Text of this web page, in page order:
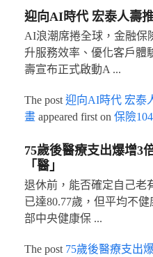
迎向AI時代 宏泰人壽
AI浪潮席捲全球，金融保
升服務效率、優化客戶體
壽宣布正式啟動A ...
The post 迎向AI時代 宏泰
畫appeared first on 保險104
75歲後醫療支出爆增3
「醫」
退休前，能否確定自己老
已達80.77歲，但平均不
部中央健康保 ...
The post 75歲後醫療支出